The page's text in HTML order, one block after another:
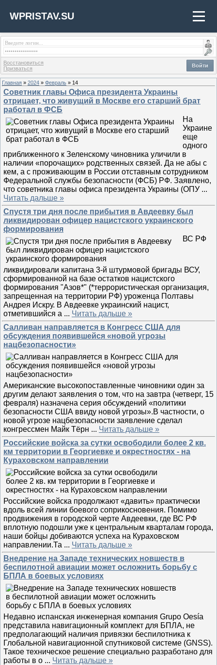
WPRISTAV.SU
Войти
Восстановиться
Призваться
Главная » 2024 » Февраль » 14
Советник главы Офиса президента Украины
отрицает, что живущий в Москве его старший брат
работал в ФСБ
На
Украине
еще
одного
приближенного к Зеленскому чиновника уличили в
наличии «порочащих» родственных связей. Да не абы с
кем, а с проживающим в России отставным сотрудником
Федеральной службы безопасности (ФСБ) РФ. Заявлено,
что советника главы офиса президента Украины (ОПУ ...
Читать дальше »
Спустя три дня после прибытия в Авдеевку был
ликвидирован офицер нацистского украинского
формирования
ВС РФ
ликвидировали капитана 3-й штурмовой бригады ВСУ,
сформированной на базе остатков нацистского
формирования "Азов*" (*террористическая организация,
запрещенная на территории РФ) уроженца Полтавы
Андрея Искру. В Авдеевке украинский нацист,
отметившийся а ... Читать дальше »
Салливан направляется в Конгресс США для
обсуждения появившейся «новой угрозы
нацбезопасности»
Американские высокопоставленные чиновники один за
другим делают заявления о том, что на завтра (четверг, 15
февраля) назначена серия обсуждений «политики
безопасности США ввиду новой угрозы».В частности, о
новой угрозе нацбезопасности заявление сделал
конгрессмен Майк Тёрн ... Читать дальше »
Российские войска за сутки освободили более 2 кв.
км территории в Георгиевке и окрестностях - на
Кураховском направлении
Российские войска продолжают «давить» практически
вдоль всей линии боевого соприкосновения. Помимо
продвижения в городской черте Авдеевки, где ВС РФ
вплотную подошли уже к центральным кварталам города,
наши бойцы добиваются успеха на Кураховском
направлении.Та ... Читать дальше »
Внедрение на Западе технических новшеств в
беспилотной авиации может осложнить борьбу с
БПЛА в боевых условиях
Недавно испанская инженерная компания Grupo Oesía
представила навигационный комплект для БПЛА, не
предполагающий наличия привязки беспилотника к
Глобальной навигационной спутниковой системе (GNSS).
Такое техническое решение специально разработано для
работы в о ... Читать дальше »